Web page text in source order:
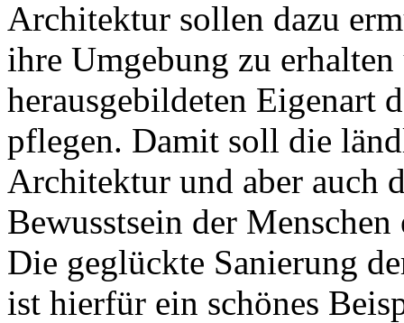
Architektur sollen dazu
ihre Umgebung zu
herausgebildeten Eigenart
pflegen. Damit soll die
Architektur und aber auch
Bewusstsein der
Die geglückte Sanierung
ist hierfür ein schönes